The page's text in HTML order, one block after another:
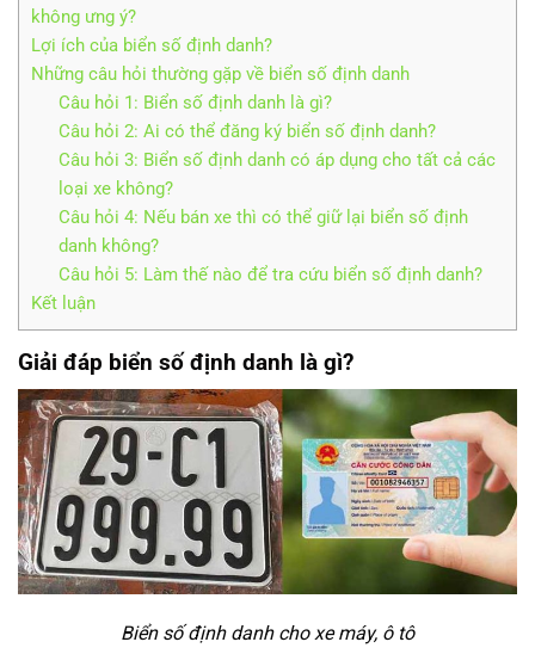
không ưng ý?
Lợi ích của biển số định danh?
Những câu hỏi thường gặp về biển số định danh
Câu hỏi 1: Biển số định danh là gì?
Câu hỏi 2: Ai có thể đăng ký biển số định danh?
Câu hỏi 3: Biển số định danh có áp dụng cho tất cả các
loại xe không?
Câu hỏi 4: Nếu bán xe thì có thể giữ lại biển số định
danh không?
Câu hỏi 5: Làm thế nào để tra cứu biển số định danh?
Kết luận
Giải đáp biển số định danh là gì?
Biển số định danh cho xe máy, ô tô